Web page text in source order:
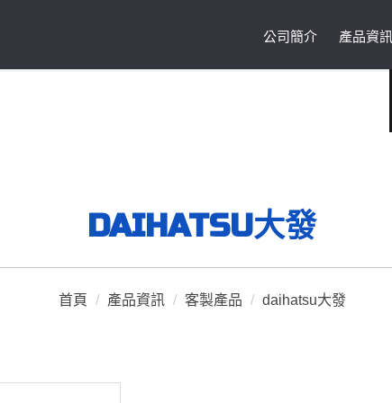
公司簡介 產品資訊
DAIHATSU大發
首頁 / 產品資訊 / 客製產品 / daihatsu大發